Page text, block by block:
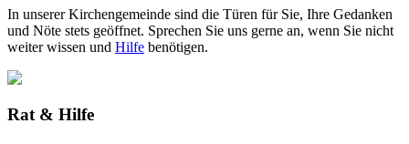
In unserer Kirchengemeinde sind die Türen für Sie, Ihre Gedanken
und Nöte stets geöffnet. Sprechen Sie uns gerne an, wenn Sie nicht
weiter wissen und Hilfe benötigen.
Rat & Hilfe